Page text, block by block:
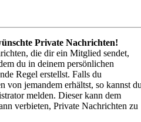
Private Nachrichten!
die dir ein Mitglied sendet,
du in deinem persönlichen
Regel erstellst. Falls du
von jemandem erhältst, so kannst
melden. Dieser kann dem
verbieten, Private Nachrichten zu